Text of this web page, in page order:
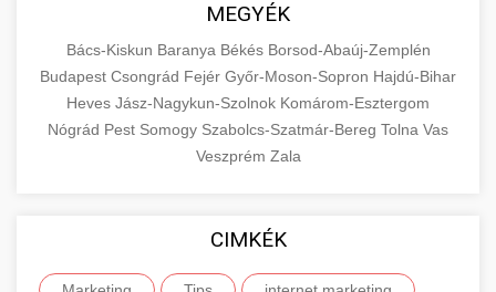
MEGYÉK
Bács-Kiskun Baranya Békés Borsod-Abaúj-Zemplén
Budapest Csongrád Fejér Győr-Moson-Sopron Hajdú-Bihar
Heves Jász-Nagykun-Szolnok Komárom-Esztergom
Nógrád Pest Somogy Szabolcs-Szatmár-Bereg Tolna Vas
Veszprém Zala
CIMKÉK